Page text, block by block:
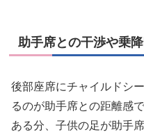
助手席との干渉や乗
後部座席にチャイルドシ
るのが助手席との距離感
ある分、子供の足が助手